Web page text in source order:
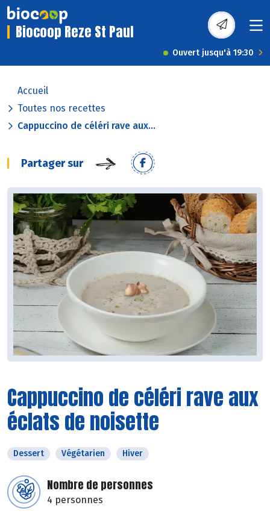
Biocoop Reze St Paul
Ouvert jusqu'à 19:30
Accueil
Toutes nos recettes
Cappuccino de céléri rave aux...
Partager sur
Cappuccino de céléri rave aux
éclats de noisette
Dessert Végétarien Hiver
Nombre de personnes
4 personnes